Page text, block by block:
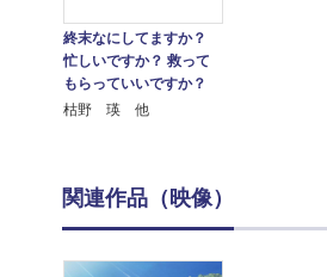
終末なにしてますか？
忙しいですか？ 救って
もらっていいですか？
枯野 瑛 他
関連作品（映像）